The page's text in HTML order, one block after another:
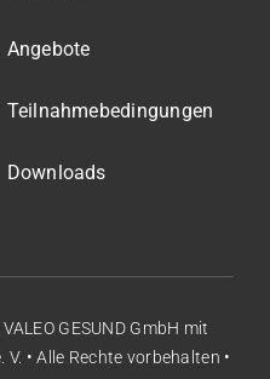
Angebote
Teilnahmebedingungen
Downloads
VALEO GESUND GmbH mit
V. • Alle Rechte vorbehalten •